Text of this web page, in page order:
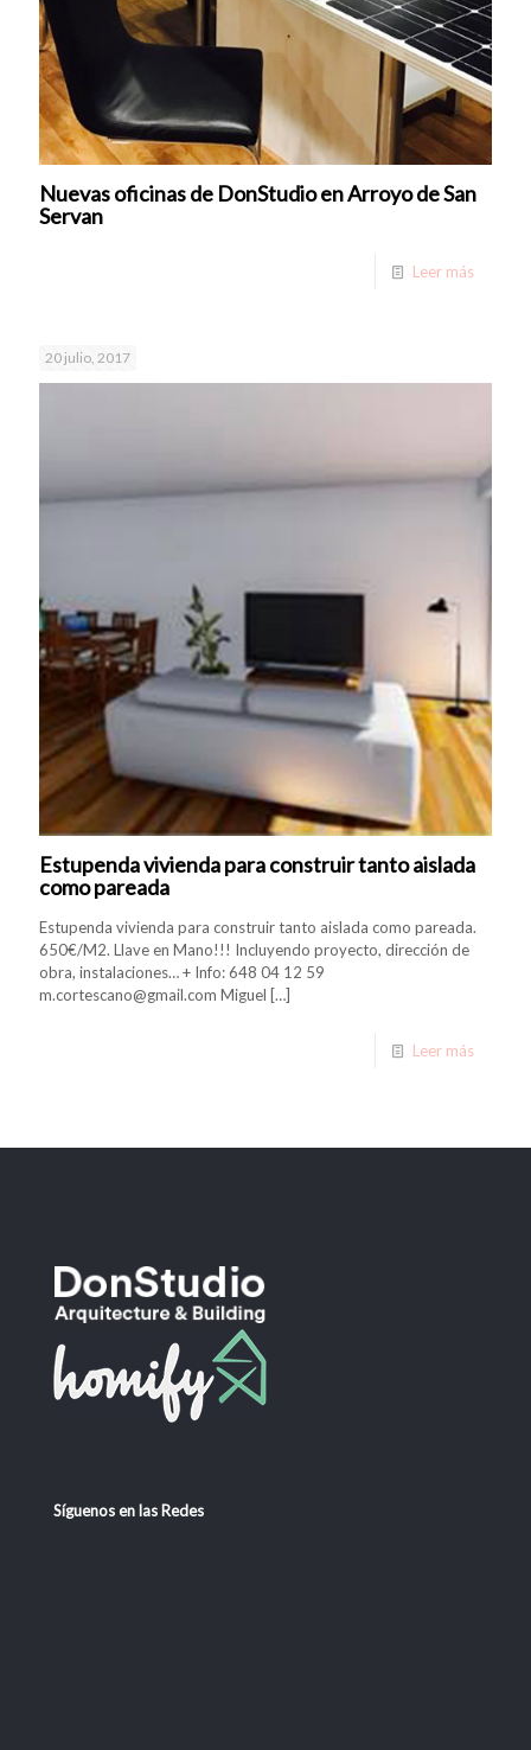
Nuevas oficinas de DonStudio en Arroyo de San
Servan
Leer más
20 julio, 2017
Estupenda vivienda para construir tanto aislada
como pareada
Estupenda vivienda para construir tanto aislada como pareada.
650€/M2. Llave en Mano!!! Incluyendo proyecto, dirección de
obra, instalaciones… + Info: 648 04 12 59
m.cortescano@gmail.com Miguel […]
Leer más
Síguenos en las Redes